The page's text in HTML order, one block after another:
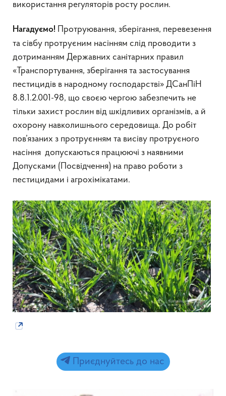
використання регуляторів росту рослин.
Нагадуємо! Протруювання, зберігання, перевезення
та сівбу протруєним насінням слід проводити з
дотриманням Державних санітарних правил
«Транспортування, зберігання та застосування
пестицидів в народному господарстві» ДСанПіН
8.8.1.2.001-98, що своєю чергою забезпечить не
тільки захист рослин від шкідливих організмів, а й
охорону навколишнього середовища. До робіт
пов’язаних з протруєнням та висіву протруєного
насіння допускаються працюючі з наявними
Допусками (Посвідчення) на право роботи з
пестицидами і агрохімікатами.
Приєднуйтесь до нас